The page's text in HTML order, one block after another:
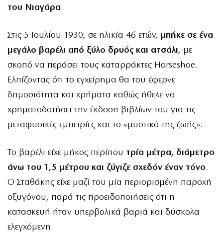
του Νιαγάρα.
Στις 5 Ιουλίου 1930, σε ηλικία 46 ετών, μπήκε σε ένα
μεγάλο βαρέλι από ξύλο δρυός και ατσάλι, με
σκοπό να περάσει τους καταρράκτες Horseshoe.
Ελπίζοντας ότι το εγχείρημα θα του έφερνε
δημοσιότητα και χρήματα καθώς ήθελε να
χρηματοδοτήσει την έκδοση βιβλίων του για τις
μεταφυσικές εμπειρίες και το «μυστικό της ζωής».
Το βαρέλι είχε μήκος περίπου τρία μέτρα, διάμετρο
άνω του 1,5 μέτρου και ζύγιζε σχεδόν έναν τόνο.
Ο Σταθάκης είχε μαζί του μία περιορισμένη παροχή
οξυγόνου, παρά τις προειδοποιήσεις ότι η
κατασκευή ήταν υπερβολικά βαριά και δύσκολα
ελεγχόμενη.